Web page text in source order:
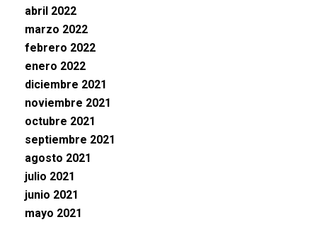
abril 2022
marzo 2022
febrero 2022
enero 2022
diciembre 2021
noviembre 2021
octubre 2021
septiembre 2021
agosto 2021
julio 2021
junio 2021
mayo 2021